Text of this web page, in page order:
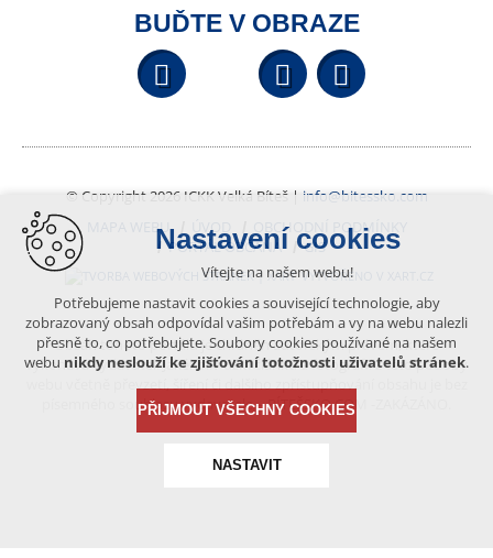
BUĎTE V OBRAZE
Facebook YouTube
© Copyright 2026 ICKK Velká Bíteš | info@bitessko.com
MAPA WEBU
ÚVOD
OBCHODNÍ PODMÍNKY
PORTÁL OBČANA
GIS
VYTVOŘENO V XART.CZ
Obsah tohoto portálu je chráněn autorským právem, které
vykonává vydavatel. Jakékoliv užití článků a fotografií z této podoby
písemného souhlasu vydavatele – BÍTEŠSKO.COM -ZAKÁZÁNO.
Nastavení cookies
Vítejte na našem webu!
Potřebujeme nastavit cookies a související technologie, aby
zobrazovaný obsah odpovídal vašim potřebám a vy na webu nalezli
přesně to, co potřebujete. Soubory cookies používané na našem
webu nikdy neslouží ke zjišťování totožnosti uživatelů stránek.
PŘIJMOUT VŠECHNY COOKIES
NASTAVIT